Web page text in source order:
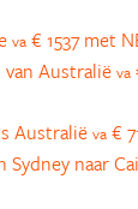
va € 1537 met
Australië va
Australiëva €
Sydney naar